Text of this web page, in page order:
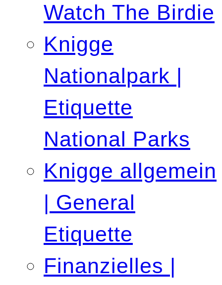
Watch The Birdie
Knigge
Nationalpark |
Etiquette
National Parks
Knigge allgemein
| General
Etiquette
Finanzielles |